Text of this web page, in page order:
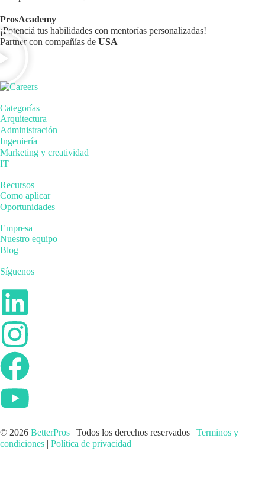
ProsAcademy
¡Potenciá tus habilidades con mentorías personalizadas!
Partner con compañías de USA
Categorías
Arquitectura
Administración
Ingeniería
Marketing y creatividad
IT
Recursos
Como aplicar
Oportunidades
Empresa
Nuestro equipo
Blog
Síguenos
© 2026 BetterPros | Todos los derechos reservados | Terminos y
condiciones | Política de privacidad